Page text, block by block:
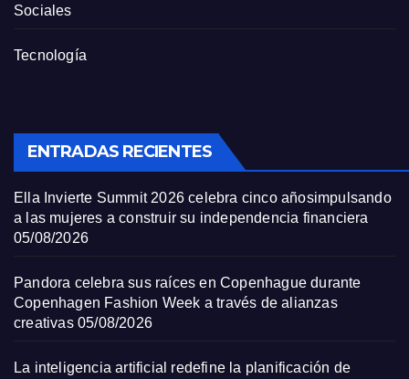
Sociales
Tecnología
ENTRADAS RECIENTES
Ella Invierte Summit 2026 celebra cinco añosimpulsando
a las mujeres a construir su independencia financiera
05/08/2026
Pandora celebra sus raíces en Copenhague durante
Copenhagen Fashion Week a través de alianzas
creativas 05/08/2026
La inteligencia artificial redefine la planificación de